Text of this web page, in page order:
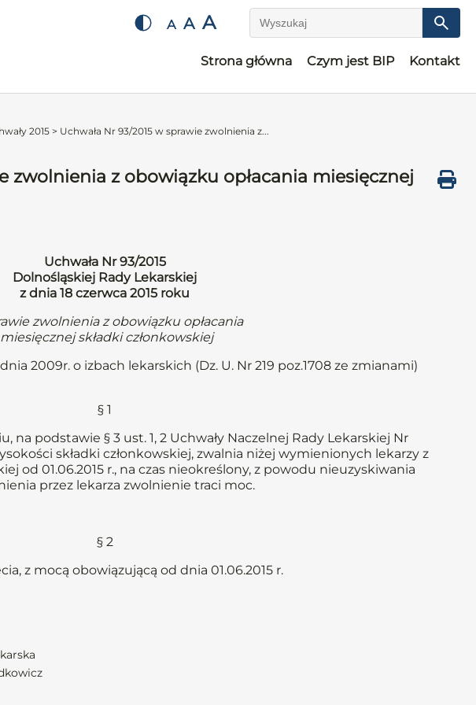
A A A Wyszukaj
Strona główna Czym jest BIP Kontakt
2015 > Uchwała Nr 93/2015 w sprawie zwolnienia z...
zwolnienia z obowiązku opłacania miesięcznej
Uchwała Nr 93/2015
Dolnośląskiej Rady Lekarskiej
z dnia 18 czerwca 2015 roku
zwolnienia z obowiązku opłacania
miesięcznej składki członkowskiej
2009r. o izbach lekarskich (Dz. U. Nr 219 poz.1708 ze zmianami)
§ 1
na podstawie § 3 ust. 1, 2 Uchwały Naczelnej Rady Lekarskiej Nr
składki członkowskiej, zwalnia niżej wymienionych lekarzy z
od 01.06.2015 r., na czas nieokreślony, z powodu nieuzyskiwania
przez lekarza zwolnienie traci moc.
§ 2
z mocą obowiązującą od dnia 01.06.2015 r.